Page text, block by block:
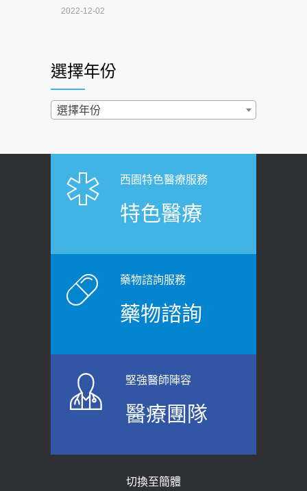
4連霸議員黃秋澤癌逝！食道癌為何奪命
西園醫院55周年 7／10捐血公益活動 邀
民眾熱血響應
2026-06-30
健康肛門痛都是痔瘡?醫談瘍瘍瘻管與肛
裂差異 逾50歲民眾可做1事
原則避免血糖血壓飆高
2026-06-08
上班常待在冷氣房？小心泌尿道感染
醫示警：1病症嚴重恐喪命
2022-12-02
2022-02-17
過量維生素D和鈣恐罹癌? 醫師釋
「落枕」不要大力按脖子！ 1招「伸
展運動」預防落枕
老後睡不好、夜間易跌倒
2021-03-05
骨科魏志定主任接受專訪 【年代電視
質密度檢查！醫：注意5重點可逆轉
選擇年份
選擇年份
西園特色醫療服務
特色醫療
藥物諮詢服務
藥物諮詢
堅強醫師陣容
醫療團隊
切換至簡體